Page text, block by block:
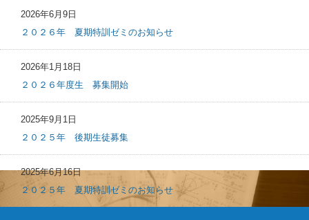
2026年6月9日
２０２６年 夏期特訓ゼミのお知らせ
2026年1月18日
２０２６年度生 募集開始
2025年9月1日
２０２５年 後期生徒募集
2025年6月16日
２０２５年 夏期特訓ゼミのお知らせ